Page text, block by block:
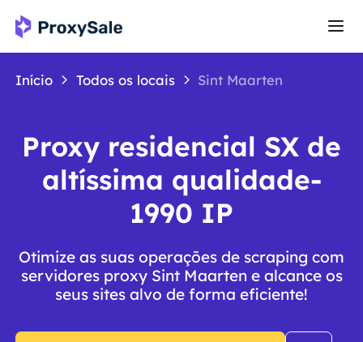
Início Todos os locais Sint Maarten
Proxy residencial SX de
altíssima qualidade-
1990 IP
Otimize as suas operações de scraping com
servidores proxy Sint Maarten e alcance os
seus sites alvo de forma eficiente!